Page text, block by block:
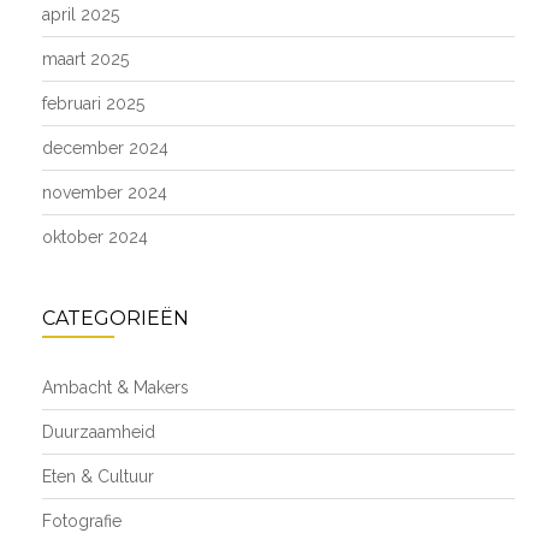
april 2025
maart 2025
februari 2025
december 2024
november 2024
oktober 2024
CATEGORIEËN
Ambacht & Makers
Duurzaamheid
Eten & Cultuur
Fotografie